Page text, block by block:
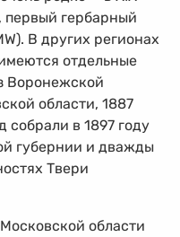
первый гербарный
В других регионах
отдельные
Воронежской
области, 1887
собрали в 1897 году
губернии и дважды
Твери
области